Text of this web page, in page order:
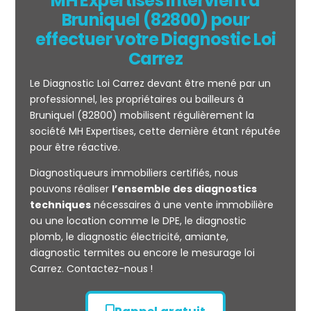
Mesurage
CARREZ
Bruniquel (82800) pour
effectuer votre Diagnostic Loi
Carrez
Le Diagnostic Loi Carrez devant être mené par un
professionnel, les propriétaires ou bailleurs à
Bruniquel (82800) mobilisent régulièrement la
société MH Expertises, cette dernière étant réputée
pour être réactive.
Diagnostiqueurs immobiliers certifiés, nous
pouvons réaliser l’ensemble des diagnostics
techniquesnécessaires à une vente immobilière
ou une location comme le DPE, le diagnostic
plomb, le diagnostic électricité, amiante,
diagnostic termites ou encore le mesurage loi
Carrez. Contactez-nous !